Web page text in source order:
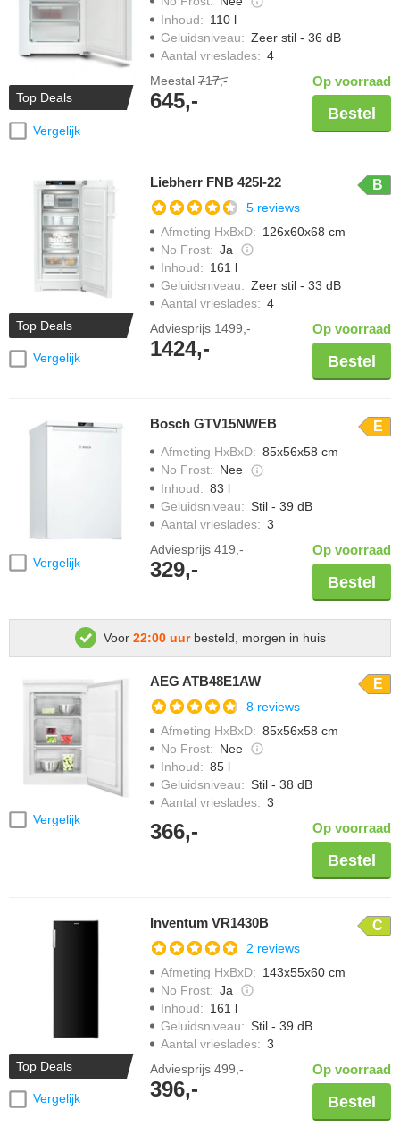
Top Deals
Vergelijk
Inhoud: 110 l
Geluidsniveau: Zeer stil - 36 dB
Aantal vrieslades: 4
Meestal 717,-
645,-
Op voorraad
Bestel
Top Deals
Vergelijk
Liebherr FNB 425I-22 B
5 reviews
Afmeting HxBxD: 126x60x68 cm
No Frost: Ja
Inhoud: 161 l
Geluidsniveau: Zeer stil - 33 dB
Aantal vrieslades: 4
Adviesprijs 1499,-
1424,-
Op voorraad
Bestel
Vergelijk
Bosch GTV15NWEB E
Afmeting HxBxD: 85x56x58 cm
No Frost: Nee
Inhoud: 83 l
Geluidsniveau: Stil - 39 dB
Aantal vrieslades: 3
Adviesprijs 419,-
329,-
Op voorraad
Bestel
Voor 22:00 uurbesteld, morgen in huis
Vergelijk
AEG ATB48E1AW E
8 reviews
Afmeting HxBxD: 85x56x58 cm
No Frost: Nee
Inhoud: 85 l
Geluidsniveau: Stil - 38 dB
Aantal vrieslades: 3
366,- Op voorraad
Bestel
Top Deals
Vergelijk
Inventum VR1430B C
2 reviews
Afmeting HxBxD: 143x55x60 cm
No Frost: Ja
Inhoud: 161 l
Geluidsniveau: Stil - 39 dB
Aantal vrieslades: 3
Adviesprijs 499,-
396,-
Op voorraad
Bestel